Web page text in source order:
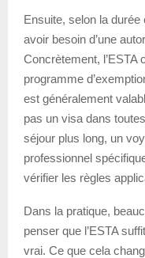
Ensuite, selon la durée
avoir besoin d’une
Concrètement, l’ESTA
programme
est généralement
pas un visa dans
séjour plus long, un
professionnel
vérifier les règles
Dans la pratique,
penser que l’ESTA
vrai. Ce que cela